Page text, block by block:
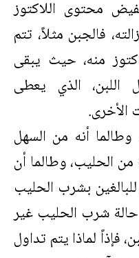
محتوى اللاكتوز
فالجبن مثلاً، تتم
منه، حيث يبقى
اللبن، الذي يعطى
الأخرى.
أنه من السهل
من الحليب، وطالما أن
بشرب الحليب
شرب الحليب غير
فإذاً لماذا يتم تداول